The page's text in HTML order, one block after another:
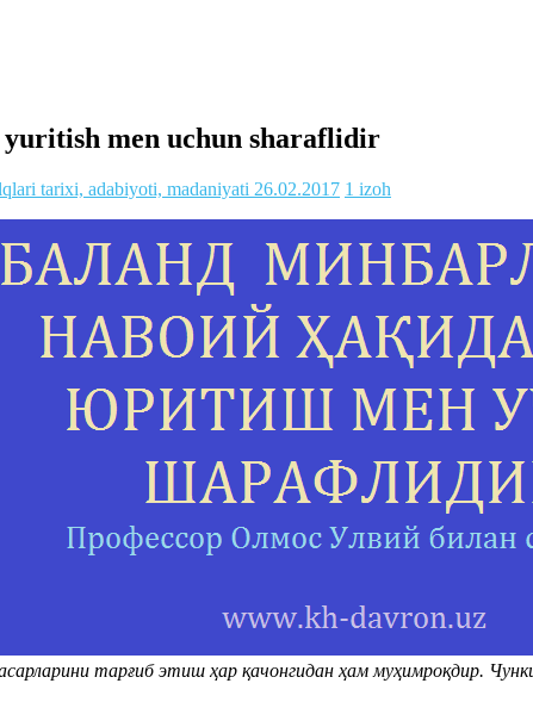
yuritish men uchun sharaflidir
tarixi, adabiyoti, madaniyati 26.02.2017 1 izoh
тарғиб этиш ҳар қачонгидан ҳам муҳимроқдир.